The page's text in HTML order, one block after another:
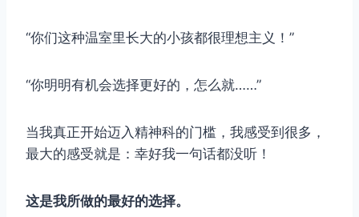
“你们这种温室里长大的小孩都很理想主义！”
“你明明有机会选择更好的，怎么就……”
当我真正开始迈入精神科的门槛，我感受到很多，
最大的感受就是：幸好我一句话都没听！
这是我所做的最好的选择。